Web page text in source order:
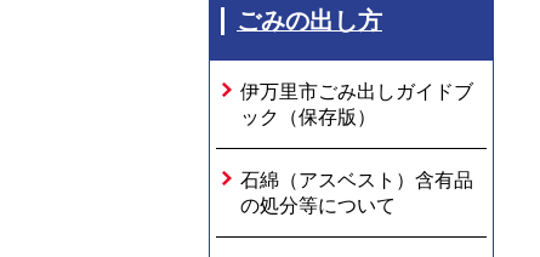
ごみの出し方
伊万里市ごみ出しガイドブ
ック（保存版）
石綿（アスベスト）含有品
の処分等について